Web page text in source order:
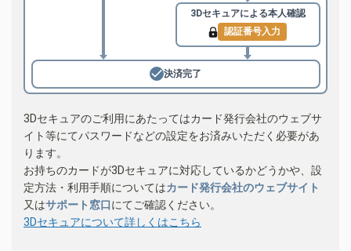
3Dセキュアによる本人確認
認証番号入力
決済完了
3Dセキュアのご利用にあたってはカード発行会社のウェブサ
イト等にてパスワードなどの設定をお済みいただく必要があ
ります。
お持ちのカードが3Dセキュアに対応しているかどうかや、設
定方法・利用手順についてはカード発行会社のウェブサイト
又はサポート窓口にてご確認ください。
3Dセキュアについて詳しくはこちら